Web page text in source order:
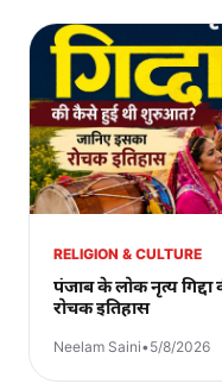
RELIGION & CULTURE
पंजाब के लोक नृत्य
रोचक इतिहास
Neelam Saini•5/8/2026